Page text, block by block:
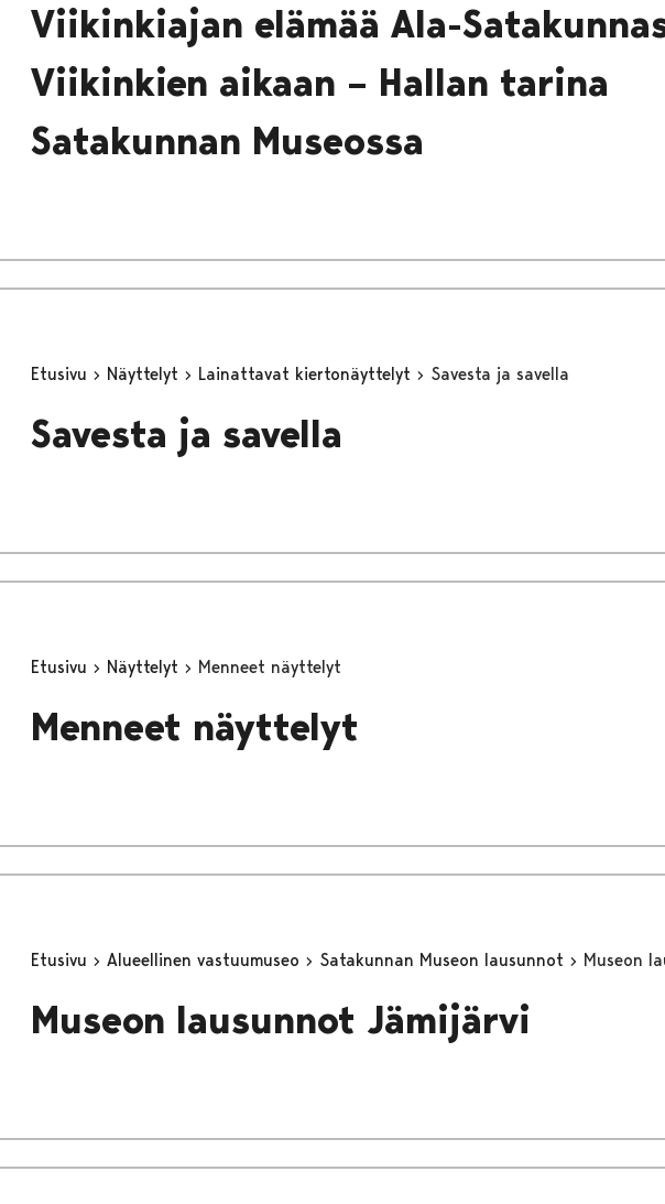
Viikinkiajan elämää Ala-
Viikinkien aikaan – Hallan tarina
Satakunnan Museossa
Etusivu Näyttelyt Lainattavat kiertonäyttelyt Savesta ja savella
Savesta ja savella
Etusivu Näyttelyt Menneet näyttelyt
Menneet näyttelyt
Etusivu Alueellinen vastuumuseo Satakunnan Museon lausunnot Museon
Museon lausunnot Jämijärvi